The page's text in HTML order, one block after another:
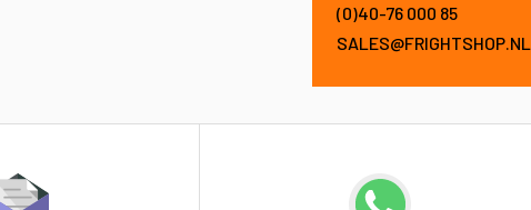
(0)40-76 000 85
SALES@FRIGHTSHOP.NL